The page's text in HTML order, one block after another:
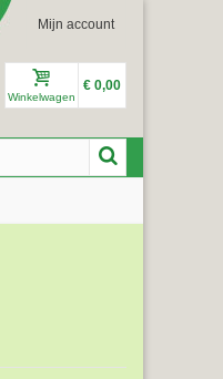
Mijn account
Winkelwagen
€ 0,00